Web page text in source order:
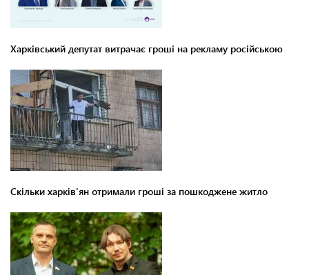
Харківський депутат витрачає гроші на рекламу російською
Скільки харків'ян отримали гроші за пошкоджене житло